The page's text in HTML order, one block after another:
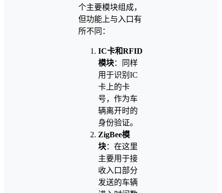
个主要模块组成，
但功能上与入口有
所不同：
IC卡和RFID
模块：同样
用于识别IC
卡上的卡
号，作为车
辆离开时的
身份验证。
ZigBee模
块：在这里
主要用于接
收入口部分
发送的车辆